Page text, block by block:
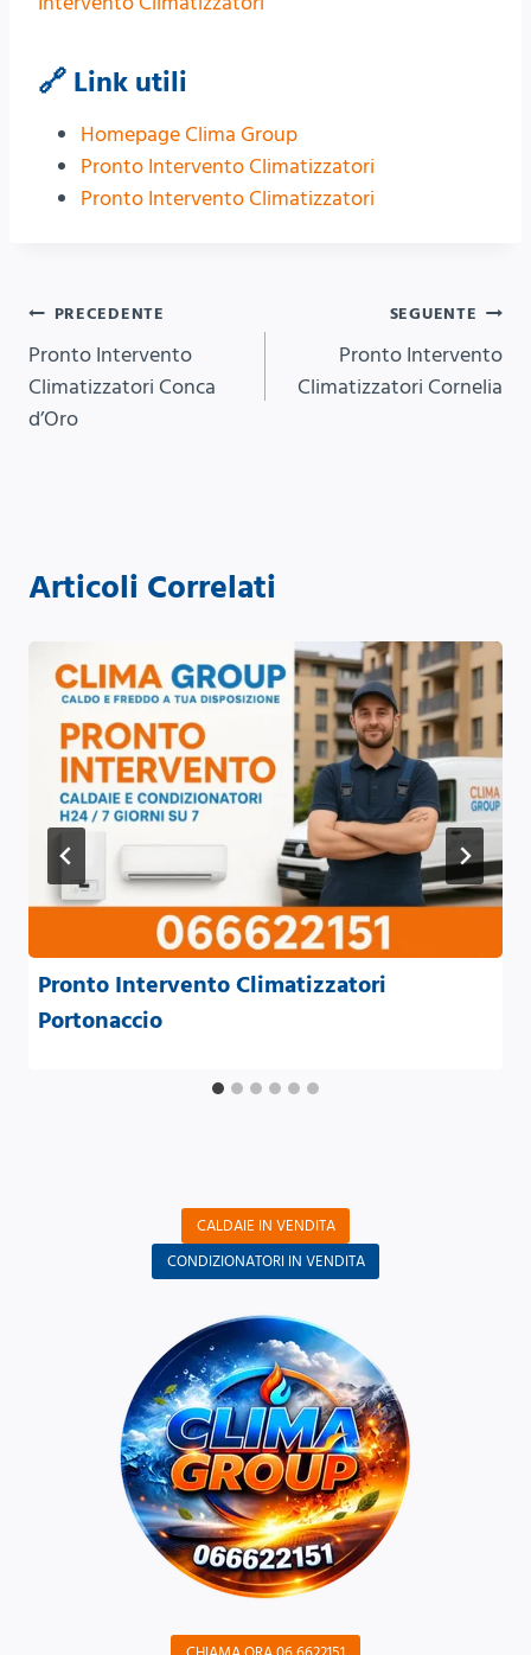
🔗 Link utili
Homepage Clima Group
Pronto Intervento Climatizzatori
Pronto Intervento Climatizzatori
Navigazione
articoli
PRECEDENTE
Pronto Intervento
Climatizzatori Conca
d’Oro
SEGUENTE
Pronto Intervento
Climatizzatori Cornelia
Articoli Correlati
Pronto Intervento Climatizzatori
Portonaccio
CALDAIE IN VENDITA
CONDIZIONATORI IN VENDITA